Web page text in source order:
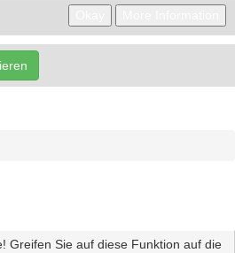
Greifen Sie auf diese Funktion auf die